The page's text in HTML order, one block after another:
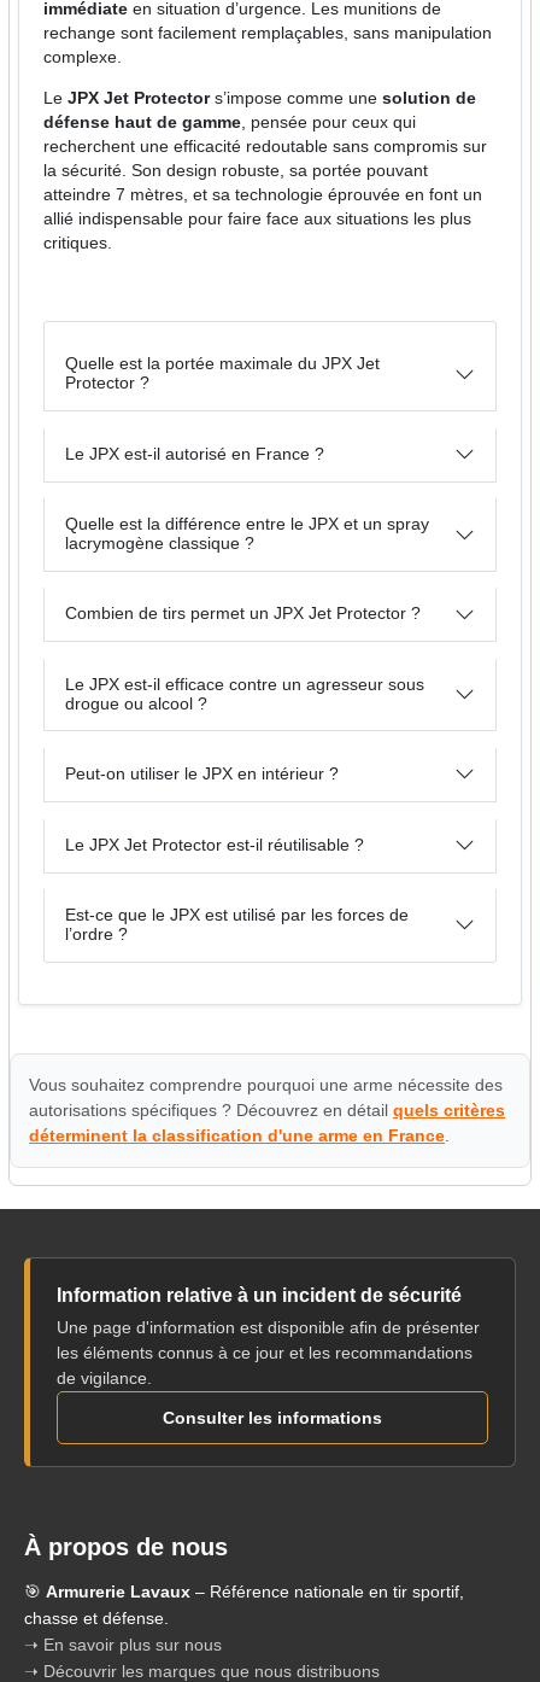
immédiate en situation d’urgence. Les munitions de
rechange sont facilement remplaçables, sans manipulation
complexe.
LeJPX Jet Protectors’impose comme unesolution de
défense haut de gamme , pensée pour ceux qui
recherchent une efficacité redoutable sans compromis sur
la sécurité. Son design robuste, sa portée pouvant
atteindre 7 mètres, et sa technologie éprouvée en font un
allié indispensable pour faire face aux situations les plus
critiques.
Quelle est la portée maximale du JPX Jet
Protector ?
Le JPX est-il autorisé en France ?
Quelle est la différence entre le JPX et un spray
lacrymogène classique ?
Combien de tirs permet un JPX Jet Protector ?
Le JPX est-il efficace contre un agresseur sous
drogue ou alcool ?
Peut-on utiliser le JPX en intérieur ?
Le JPX Jet Protector est-il réutilisable ?
Est-ce que le JPX est utilisé par les forces de
l’ordre ?
Vous souhaitez comprendre pourquoi une arme nécessite des
autorisations spécifiques ? Découvrez en détailquels critères
déterminent la classification d'une arme en France.
Information relative à un incident de sécurité
Une page d'information est disponible afin de présenter
les éléments connus à ce jour et les recommandations
de vigilance.
Consulter les informations
À propos de nous
🎯 Armurerie Lavaux – Référence nationale en tir sportif,
chasse et défense.
➝ En savoir plus sur nous
➝ Découvrir les marques que nous distribuons